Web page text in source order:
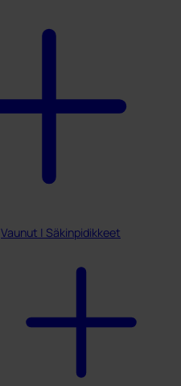
Vaunut | Säkinpidikkeet